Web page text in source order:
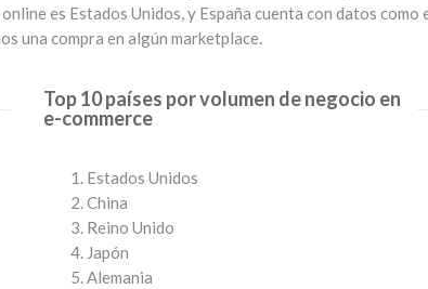
es Estados Unidos, y España cuenta con datos como
una compra en algún marketplace.
Top 10 países por volumen de negocio en
e-commerce
Estados Unidos
China
Reino Unido
Japón
Alemania